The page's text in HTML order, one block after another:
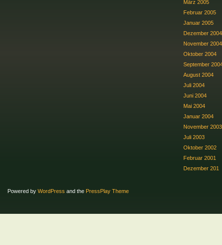
März 2005
Februar 2005
Januar 2005
Dezember 2004
November 2004
Oktober 2004
September
August 2004
Juli 2004
Juni 2004
Mai 2004
Januar 2004
November 2003
Juli 2003
Oktober 2002
Februar 2001
Dezember 201
Powered by WordPress and the PressPlay Theme